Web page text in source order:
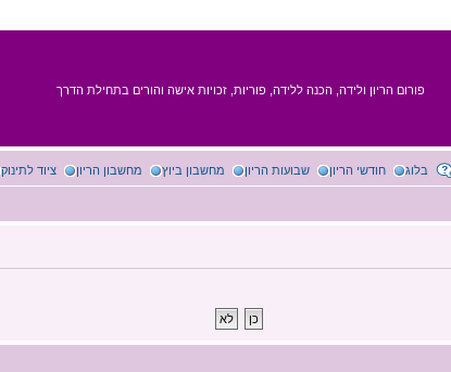
פורום הריון ולידה, הכנה ללידה, פוריות, זכויות אישה והורים בתחילת הדרך
ציוד לתינוק מחשבון הריון מחשבון ביוץ שבועות הריון חודשי הריון בלוג